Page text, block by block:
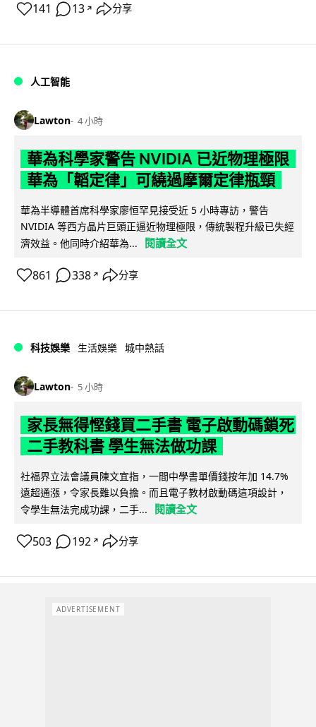
141 13 ↗ 分享
人工智能
Lawton 4 小時
華為科學家警告 NVIDIA 已近物理極限
華為「韜定律」可繞過摩爾定律瓶頸
華為半導體首席科學家廖恒罕見接受近 5 小時專訪，警告
NVIDIA 等西方晶片巨頭正逼近物理極限，傳統製程升級已失經
濟效益。他同時介紹華為...
閱讀全文
861 338 ↗ 分享
科技娛樂 生活娛樂 城中熱話
Lawton 5 小時
家長無得慳錢買二手書 電子啟動碼鎖死
二手教科書 學生無法做功課
社福界立法會議員陳文宜指，一間中學書單價錢按年加 14.7%
遠超通漲，令家長難以負擔。而且電子教材啟動碼這項設計，
令學生無法完成功課，二手...
閱讀全文
503 192 ↗ 分享
ADVERTISEMENT